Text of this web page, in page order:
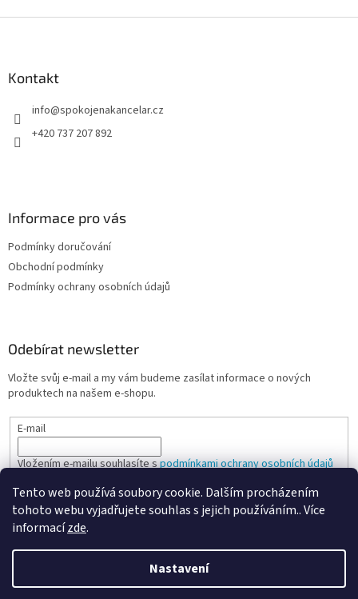
Tento web používá soubory cookie. Dalším procházením
tohoto webu vyjadřujete souhlas s jejich používáním.. Více
informacízde.
Nastavení
Kontakt
info@spokojenakancelar.cz
+420 737 207 892
Informace pro vás
Podmínky doručování
Obchodní podmínky
Podmínky ochrany osobních údajů
Odebírat newsletter
Vložte svůj e-mail a my vám budeme zasílat informace o nových
produktech na našem e-shopu.
E-mail
Vložením e-mailu souhlasíte spodmínkami ochrany osobních údajů
PŘIHLÁSIT SE
Vytvořil Shoptet